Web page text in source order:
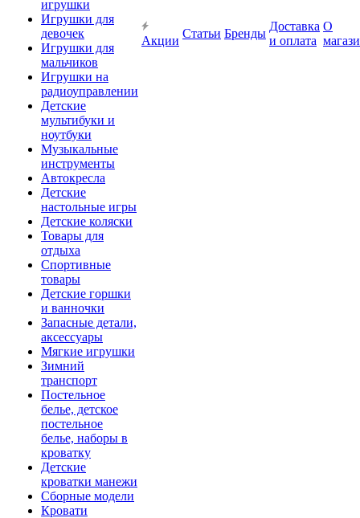
игрушки
Игрушки для
девочек
Игрушки для
мальчиков
Игрушки на
радиоуправлении
Детские
мультибуки и
ноутбуки
Музыкальные
инструменты
Автокресла
Детские
настольные игры
Детские коляски
Товары для
отдыха
Спортивные
товары
Детские горшки
и ванночки
Запасные детали,
аксессуары
Мягкие игрушки
Зимний
транспорт
Постельное
белье, детское
постельное
белье, наборы в
кроватку
Детские
кроватки манежи
Сборные модели
Кровати
Акции
Статьи Бренды
Доставка
и оплата
О